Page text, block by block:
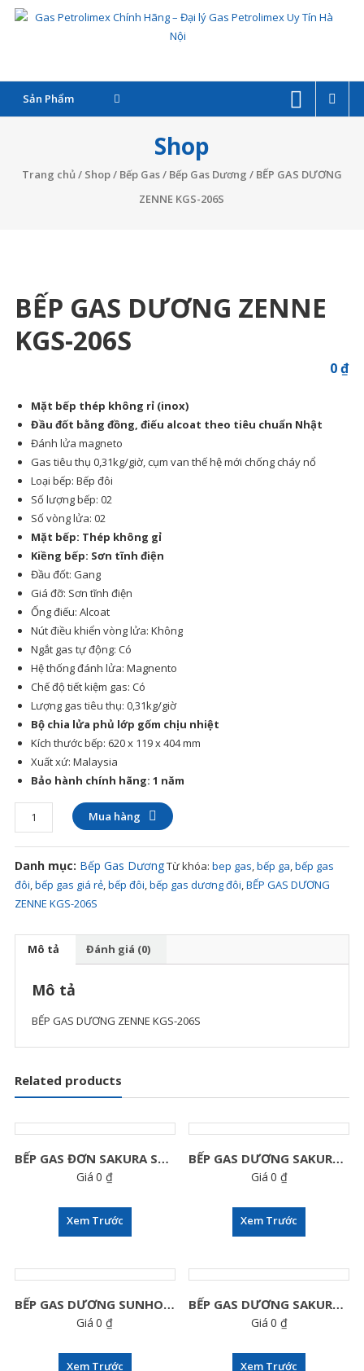
Skip
Sản Phẩm
Shop
Trang chủ / Shop/ Bếp Gas/ Bếp Gas Dương / BẾP GAS DƯƠNG
ZENNE KGS-206S
BẾP GAS DƯƠNG ZENNE
KGS-206S
0₫
Mặt bếp thép không rỉ (inox)
Đầu đốt bằng đồng, điếu alcoat theo tiêu chuẩn Nhật
Đánh lửa magneto
Gas tiêu thụ 0,31kg/giờ, cụm van thế hệ mới chống cháy nổ
Loại bếp: Bếp đôi
Số lượng bếp: 02
Số vòng lửa: 02
Mặt bếp: Thép không gỉ
Kiềng bếp: Sơn tĩnh điện
Đầu đốt: Gang
Giá đỡ: Sơn tĩnh điện
Ống điếu: Alcoat
Nút điều khiển vòng lửa: Không
Ngắt gas tự động: Có
Hệ thống đánh lửa: Magnento
Chế độ tiết kiệm gas: Có
Lượng gas tiêu thụ: 0,31kg/giờ
Bộ chia lửa phủ lớp gốm chịu nhiệt
Kích thước bếp: 620 x 119 x 404 mm
Xuất xứ: Malaysia
Bảo hành chính hãng: 1 năm
BẾP
GAS
DƯƠNG
ZENNE
KGS-
206S
lượng
Mua hàng
Danh mục: Bếp Gas DươngTừ khóa: bep gas,bếp ga,bếp gas
đôi,bếp gas giá rẻ,bếp đôi,bếp gas dương đôi,BẾP GAS DƯƠNG
ZENNE KGS-206S
Mô tả Đánh giá (0)
Mô tả
BẾP GAS DƯƠNG ZENNE KGS-206S
Related products
BẾP GAS ĐƠN SAKURA SA-350S
Giá 0₫
Xem Trước
BẾP GAS DƯƠNG SAKURA SH-706GB
Giá 0 ₫
Xem Trước
BẾP GAS DƯƠNG SUNHOME SN2571VG
Giá 0₫
Xem Trước
BẾP GAS DƯƠNG SAKURA SA-690NK
Giá 0 ₫
Xem Trước